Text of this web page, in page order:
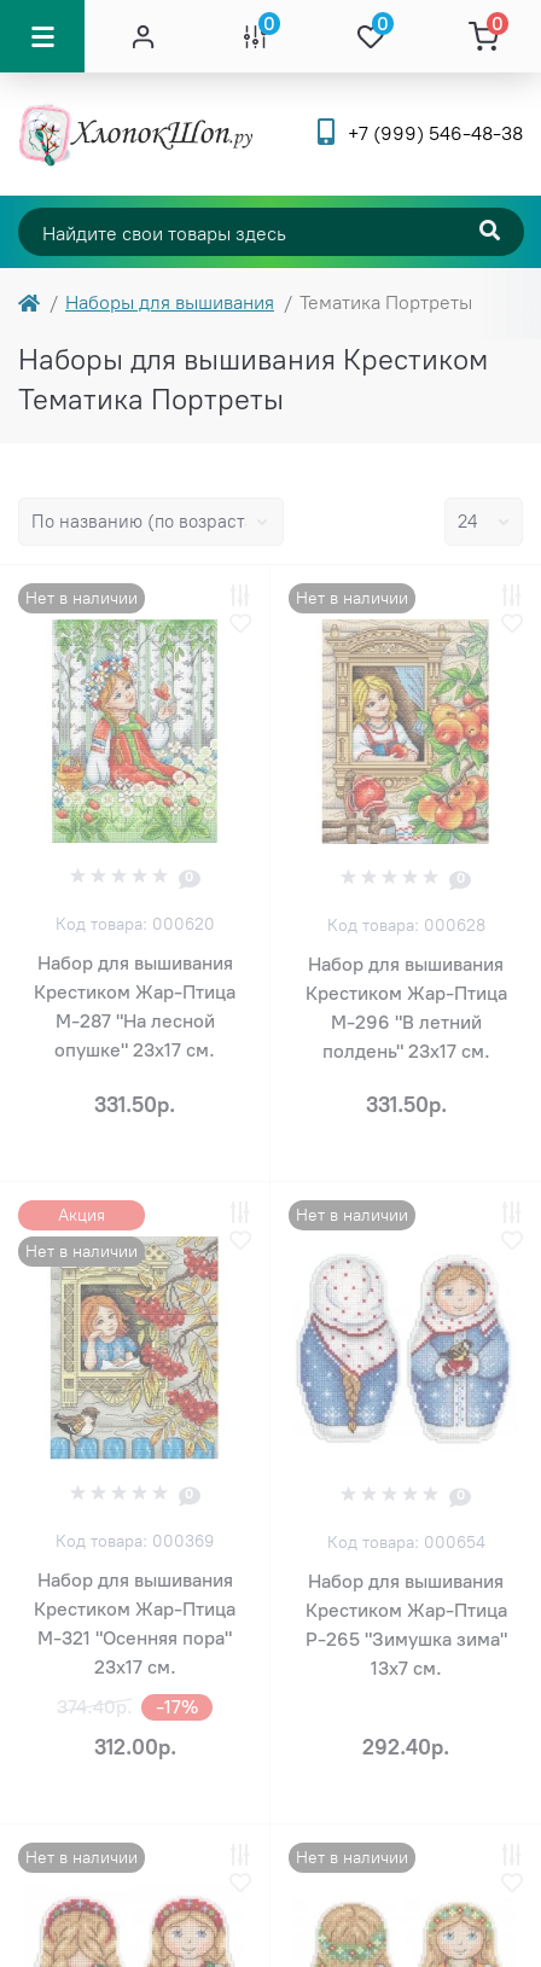
0 0 0
+7 (999) 546-48-38
Наборы для вышивания Тематика Портреты
Наборы для вышивания Крестиком
Тематика Портреты
Нет в наличии
0
Код товара: 000620
Набор для вышивания
Крестиком Жар-Птица
М-287 "На лесной
опушке" 23х17 см.
331.50р.
Нет в наличии
0
Код товара: 000628
Набор для вышивания
Крестиком Жар-Птица
М-296 "В летний
полдень" 23х17 см.
331.50р.
Акция
Нет в наличии
0
Код товара: 000369
Набор для вышивания
Крестиком Жар-Птица
М-321 "Осенняя пора"
23х17 см.
374.40р.
-17%
312.00р.
Нет в наличии
0
Код товара: 000654
Набор для вышивания
Крестиком Жар-Птица
Р-265 "Зимушка зима"
13х7 см.
292.40р.
Нет в наличии Нет в наличии